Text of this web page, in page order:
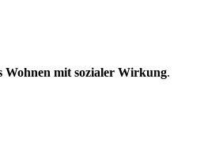
Wohnen mit sozialer Wirkung.